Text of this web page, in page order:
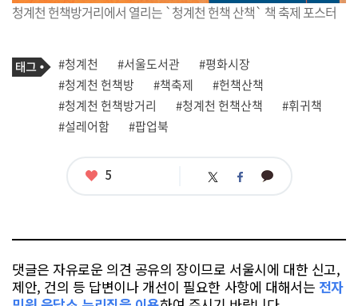
청계천 헌책방거리에서 열리는 `청계천 헌책 산책` 책 축제 포스터
기
사
관
련
태
그
태
그
#청계천 #서울도서관
#평화시장
#청계천 헌책방
#책축제
#헌책산책
#청계천 헌책방거리
#청계천 헌책산책
#휘귀책
#설레어함
#팝업북
좋
5 트 페 카
댓글은 자유로운 의견 공유의 장이므로 서울시에 대한 신고,
제안, 건의 등 답변이나 개선이 필요한 사항에 대해서는 전자